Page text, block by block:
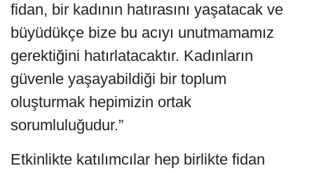
fidan, bir kadının hatırasını yaşatacak ve
büyüdükçe bize bu acıyı unutmamamız
gerektiğini hatırlatacaktır. Kadınların
güvenle yaşayabildiği bir toplum
oluşturmak hepimizin ortak
sorumluluğudur.”
Etkinlikte katılımcılar hep birlikte fidan